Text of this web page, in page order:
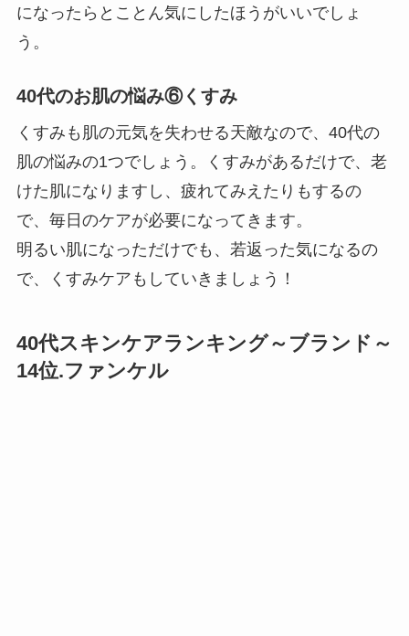
になったらとことん気にしたほうがいいでしょ
う。
40代のお肌の悩み⑥くすみ
くすみも肌の元気を失わせる天敵なので、40代の
肌の悩みの1つでしょう。くすみがあるだけで、老
けた肌になりますし、疲れてみえたりもするの
で、毎日のケアが必要になってきます。
明るい肌になっただけでも、若返った気になるの
で、くすみケアもしていきましょう！
40代スキンケアランキング～ブランド～
14位.ファンケル